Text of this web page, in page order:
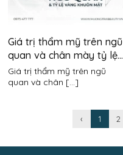
Giá trị thẩm mỹ trên ngũ
quan và chân mày tỷ lệ
vàng có quan trọng hay
không?
Giá trị thẩm mỹ trên ngũ
quan và chân [...]
‹ 1 2